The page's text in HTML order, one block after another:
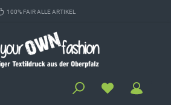
100% FAIR ALLE ARTIKEL